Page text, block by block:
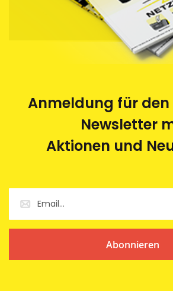
Anmeldung für den
Newsletter
Aktionen und
Abonnieren